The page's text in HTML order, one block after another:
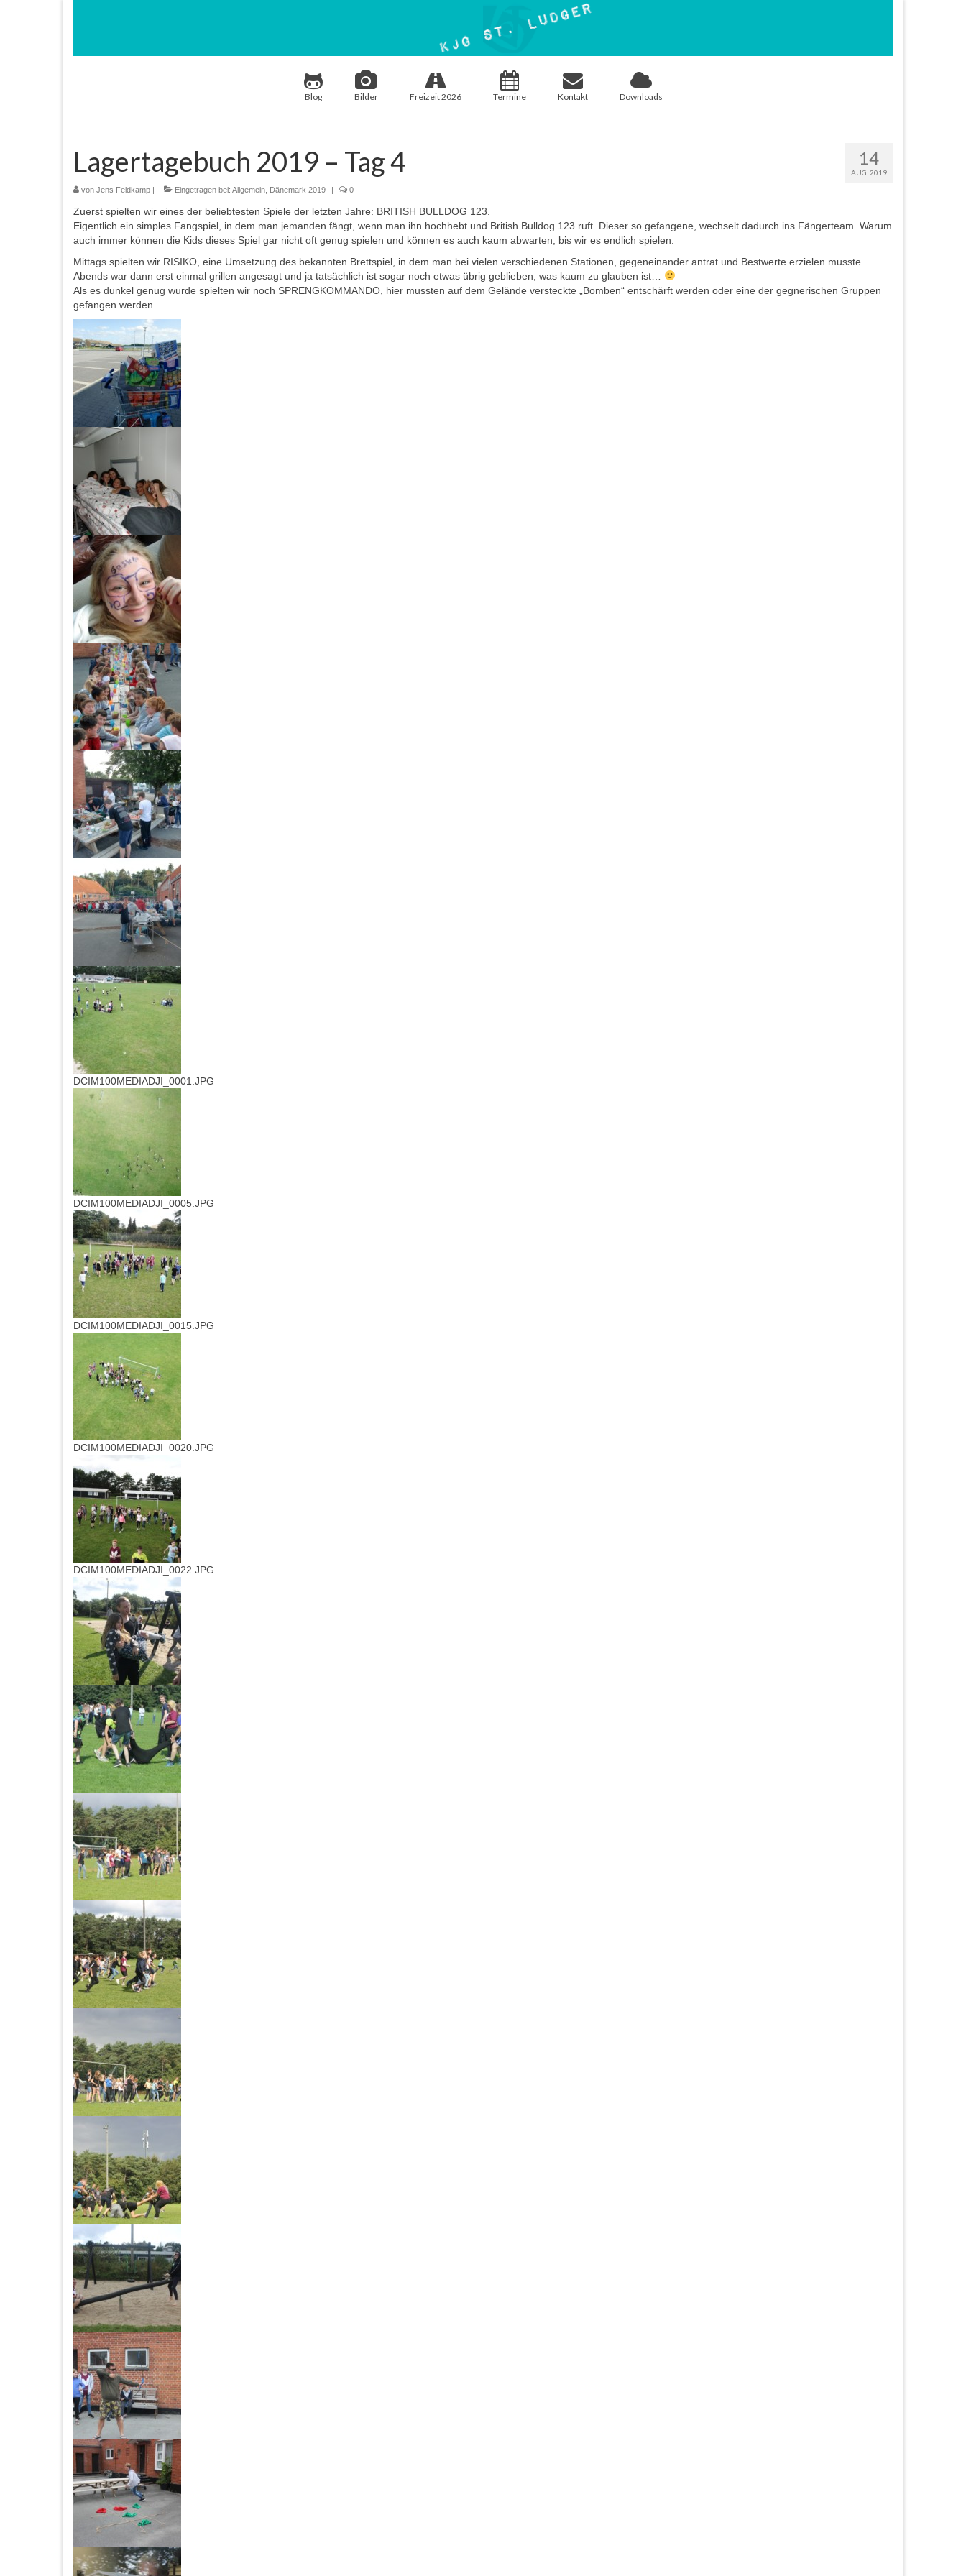
Blog Bilder Freizeit 2026 Termine Kontakt Downloads
14
AUG. 2019
Lagertagebuch 2019 – Tag 4
von Jens Feldkamp | Eingetragen bei: Allgemein Dänemark 2019 | 0
Zuerst spielten wir eines der beliebtesten Spiele der letzten Jahre: BRITISH BULLDOG 123.
Eigentlich ein simples Fangspiel, in dem man jemanden fängt, wenn man ihn hochhebt und British Bulldog 123 ruft. Dieser so gefangene, wechselt dadurch ins Fängerteam. Warum
auch immer können die Kids dieses Spiel gar nicht oft genug spielen und können es auch kaum abwarten, bis wir es endlich spielen.
Mittags spielten wir RISIKO, eine Umsetzung des bekannten Brettspiel, in dem man bei vielen verschiedenen Stationen, gegeneinander antrat und Bestwerte erzielen musste…
Abends war dann erst einmal grillen angesagt und ja tatsächlich ist sogar noch etwas übrig geblieben, was kaum zu glauben ist…
Als es dunkel genug wurde spielten wir noch SPRENGKOMMANDO, hier mussten auf dem Gelände versteckte „Bomben“ entschärft werden oder eine der gegnerischen Gruppen
gefangen werden.
DCIM100MEDIADJI_0001.JPG
DCIM100MEDIADJI_0005.JPG
DCIM100MEDIADJI_0015.JPG
DCIM100MEDIADJI_0020.JPG
DCIM100MEDIADJI_0022.JPG